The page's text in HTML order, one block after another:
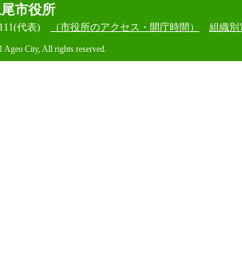
市役所
代表) （市役所のアクセス・開庁時間） 組織別
Ageo City, All rights reserved.